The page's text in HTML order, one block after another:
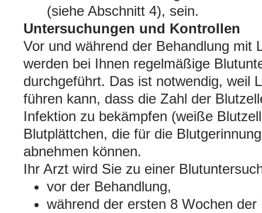
(siehe Abschnitt 4), sein.
Untersuchungen und Kontrollen
Vor und während der Behandlung mit
werden bei Ihnen regelmäßige
durchgeführt. Das ist notwendig, weil
führen kann, dass die Zahl der
Infektion zu bekämpfen (weiße
Blutplättchen, die für die
abnehmen können.
Ihr Arzt wird Sie zu einer
vor der Behandlung,
während der ersten 8 Wochen